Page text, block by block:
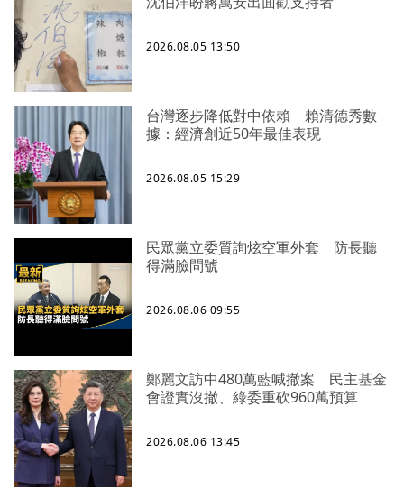
2026.08.05 13:50
台灣逐步降低對中依賴 賴清德秀數
據：經濟創近50年最佳表現
2026.08.05 15:29
民眾黨立委質詢炫空軍外套 防長聽
得滿臉問號
2026.08.06 09:55
鄭麗文訪中480萬藍喊撤案 民主基金
會證實沒撤、綠委重砍960萬預算
2026.08.06 13:45